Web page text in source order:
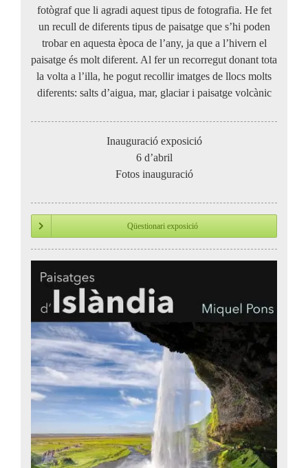
fotògraf que li agradi aquest tipus de fotografia. He fet
un recull de diferents tipus de paisatge que s’hi poden
trobar en aquesta època de l’any, ja que a l’hivern el
paisatge és molt diferent. Al fer un recorregut donant tota
la volta a l’illa, he pogut recollir imatges de llocs molts
diferents: salts d’aigua, mar, glaciar i paisatge volcànic
Inauguració exposició
6 d’abril
Fotos inauguració
Qüestionari exposició